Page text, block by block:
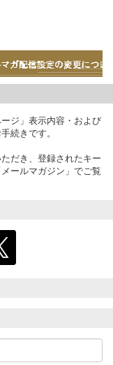
ジ」表示内容・および
続きです。
だき、登録されたキー
ールマガジン」でご覧